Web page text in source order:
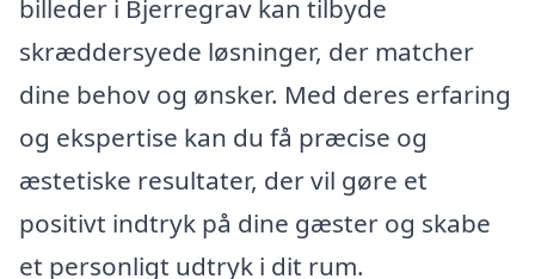
billeder i Bjerregrav kan tilbyde
skræddersyede løsninger, der matcher
dine behov og ønsker. Med deres erfaring
og ekspertise kan du få præcise og
æstetiske resultater, der vil gøre et
positivt indtryk på dine gæster og skabe
et personligt udtryk i dit rum.